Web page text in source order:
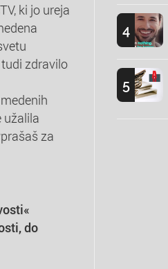
ki jo ureja
zdravilo
užalila
za
do
4
5